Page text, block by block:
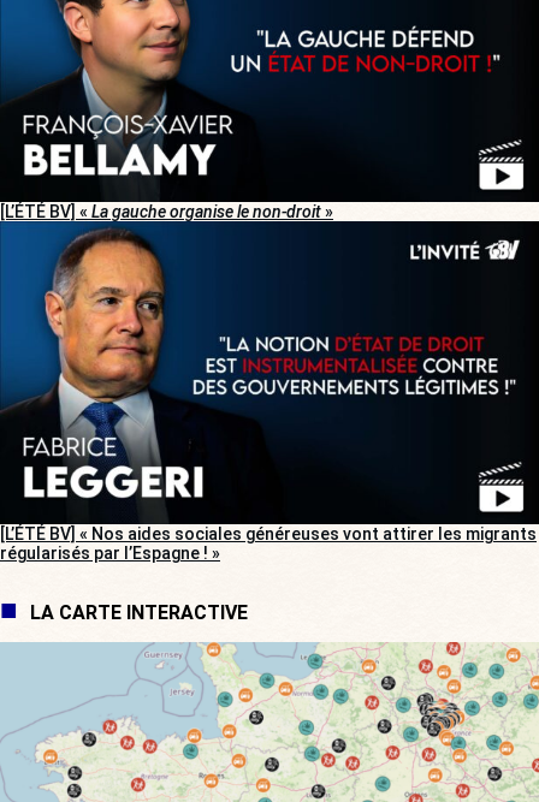
[L’ÉTÉ BV] « La gauche organise le non-droit»
[L’ÉTÉ BV] « Nos aides sociales généreuses vont attirer les migrants
régularisés par l’Espagne ! »
LA CARTE INTERACTIVE